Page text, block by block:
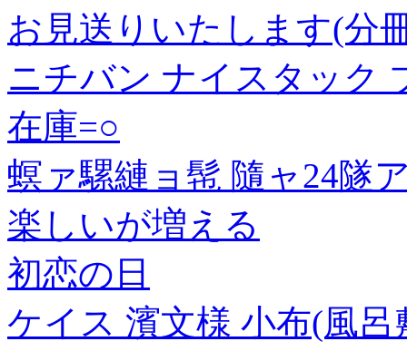
お見送りいたします(分
ニチバン ナイスタック
在庫=○
螟ァ騾縺ョ髢 隨ャ24隧
楽しいが増える
初恋の日
ケイス 濱文様 小布(風